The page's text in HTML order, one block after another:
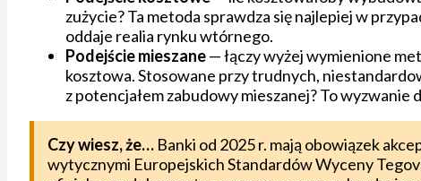
zużycie? Ta metoda sprawdza się najlepiej w
oddaje realia rynku wtórnego.
Podejście mieszane— łączy wyżej wymienione
kosztowa. Stosowane przy trudnych,
z potencjałem zabudowy mieszanej? To wyzwanie
Czy wiesz, że… Banki od 2025 r. mają obowiązek
wytycznymi Europejskich Standardów Wyceny